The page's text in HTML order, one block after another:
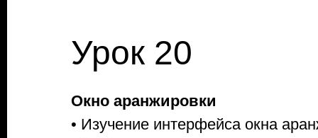
Урок 20
Окно аранжировки
• Изучение интерфейса окна